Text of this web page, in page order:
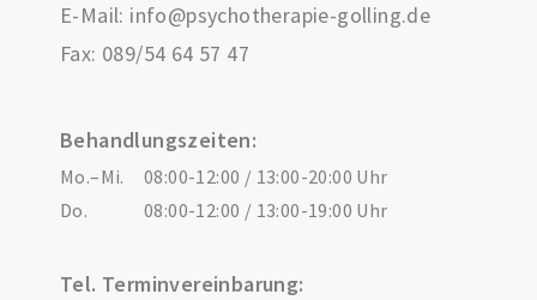
E-Mail: info@psychotherapie-golling.de
Fax: 089/54 64 57 47
Behandlungszeiten:
Mo.–Mi.
08:00-12:00 / 13:00-20:00 Uhr
Do.
08:00-12:00 / 13:00-19:00 Uhr
Tel. Terminvereinbarung: